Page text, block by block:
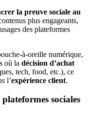
la preuve sociale au
plus engageants,
des plateformes
à-oreille numérique,
où la décision d’achat
tech, food, etc.), ce
l’expérience client.
sociales